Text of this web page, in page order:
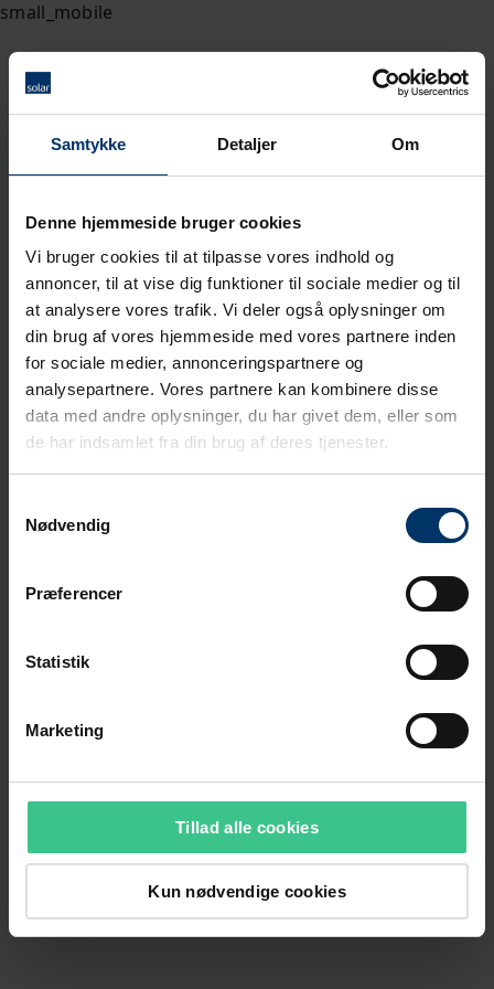
Samtykke Detaljer Om
Denne hjemmeside bruger cookies
Vi bruger cookies til at tilpasse vores indhold og
annoncer, til at vise dig funktioner til sociale medier og til
at analysere vores trafik. Vi deler også oplysninger om
din brug af vores hjemmeside med vores partnere inden
for sociale medier, annonceringspartnere og
analysepartnere. Vores partnere kan kombinere disse
data med andre oplysninger, du har givet dem, eller som
de har indsamlet fra din brug af deres tjenester.
Nødvendig
Præferencer
Statistik
Marketing
Tillad alle cookies
Kun nødvendige cookies